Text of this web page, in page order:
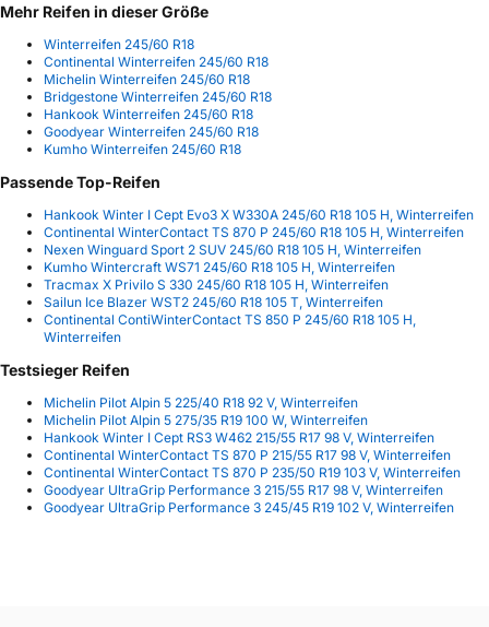
Mehr Reifen in dieser Größe
Winterreifen 245/60 R18
Continental Winterreifen 245/60 R18
Michelin Winterreifen 245/60 R18
Bridgestone Winterreifen 245/60 R18
Hankook Winterreifen 245/60 R18
Goodyear Winterreifen 245/60 R18
Kumho Winterreifen 245/60 R18
Passende Top-Reifen
Hankook Winter I Cept Evo3 X W330A 245/60 R18 105 H, Winterreifen
Continental WinterContact TS 870 P 245/60 R18 105 H, Winterreifen
Nexen Winguard Sport 2 SUV 245/60 R18 105 H, Winterreifen
Kumho Wintercraft WS71 245/60 R18 105 H, Winterreifen
Tracmax X Privilo S 330 245/60 R18 105 H, Winterreifen
Sailun Ice Blazer WST2 245/60 R18 105 T, Winterreifen
Continental ContiWinterContact TS 850 P 245/60 R18 105 H,
Winterreifen
Testsieger Reifen
Michelin Pilot Alpin 5 225/40 R18 92 V, Winterreifen
Michelin Pilot Alpin 5 275/35 R19 100 W, Winterreifen
Hankook Winter I Cept RS3 W462 215/55 R17 98 V, Winterreifen
Continental WinterContact TS 870 P 215/55 R17 98 V, Winterreifen
Continental WinterContact TS 870 P 235/50 R19 103 V, Winterreifen
Goodyear UltraGrip Performance 3 215/55 R17 98 V, Winterreifen
Goodyear UltraGrip Performance 3 245/45 R19 102 V, Winterreifen